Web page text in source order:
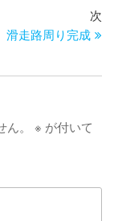
稿
次
走路周り完成
。 ※ が付いて